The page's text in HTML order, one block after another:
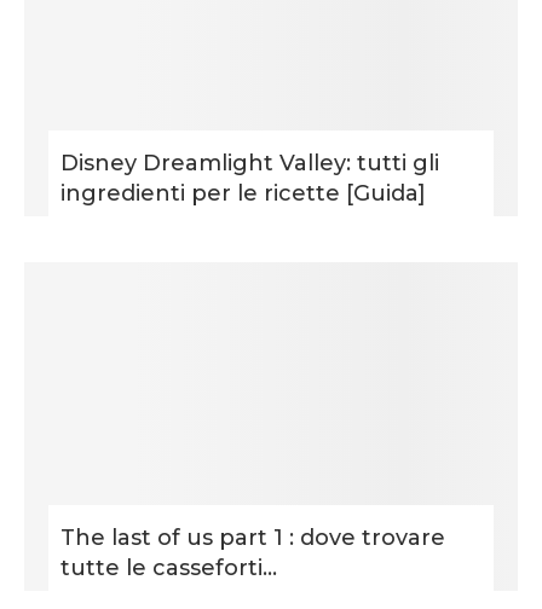
Disney Dreamlight Valley: tutti gli
ingredienti per le ricette [Guida]
The last of us part 1 : dove trovare
tutte le casseforti...